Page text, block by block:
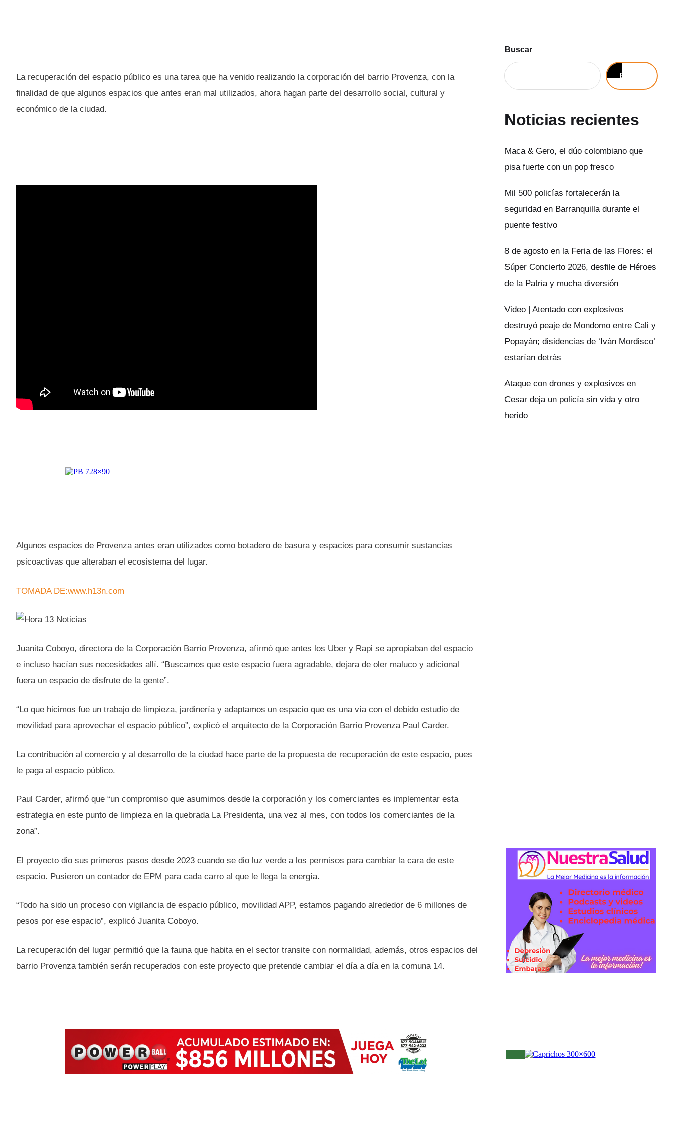
La recuperación del espacio público es una tarea que ha venido realizando la corporación del barrio Provenza, con la
finalidad de que algunos espacios que antes eran mal utilizados, ahora hagan parte del desarrollo social, cultural y
económico de la ciudad.
Algunos espacios de Provenza antes eran utilizados como botadero de basura y espacios para consumir sustancias
psicoactivas que alteraban el ecosistema del lugar.
TOMADA DE:www.h13n.com
Juanita Coboyo, directora de la Corporación Barrio Provenza, afirmó que antes los Uber y Rapi se apropiaban del espacio
e incluso hacían sus necesidades allí. “Buscamos que este espacio fuera agradable, dejara de oler maluco y adicional
fuera un espacio de disfrute de la gente”.
“Lo que hicimos fue un trabajo de limpieza, jardinería y adaptamos un espacio que es una vía con el debido estudio de
movilidad para aprovechar el espacio público”, explicó el arquitecto de la Corporación Barrio Provenza Paul Carder.
La contribución al comercio y al desarrollo de la ciudad hace parte de la propuesta de recuperación de este espacio, pues
le paga al espacio público.
Paul Carder, afirmó que “un compromiso que asumimos desde la corporación y los comerciantes es implementar esta
estrategia en este punto de limpieza en la quebrada La Presidenta, una vez al mes, con todos los comerciantes de la
zona”.
El proyecto dio sus primeros pasos desde 2023 cuando se dio luz verde a los permisos para cambiar la cara de este
espacio. Pusieron un contador de EPM para cada carro al que le llega la energía.
“Todo ha sido un proceso con vigilancia de espacio público, movilidad APP, estamos pagando alrededor de 6 millones de
pesos por ese espacio”, explicó Juanita Coboyo.
La recuperación del lugar permitió que la fauna que habita en el sector transite con normalidad, además, otros espacios del
barrio Provenza también serán recuperados con este proyecto que pretende cambiar el día a día en la comuna 14.
Buscar
Buscar
Noticias recientes
Maca & Gero, el dúo colombiano que
pisa fuerte con un pop fresco
Mil 500 policías fortalecerán la
seguridad en Barranquilla durante el
puente festivo
8 de agosto en la Feria de las Flores: el
Súper Concierto 2026, desfile de Héroes
de la Patria y mucha diversión
Video | Atentado con explosivos
destruyó peaje de Mondomo entre Cali y
Popayán; disidencias de ‘Iván Mordisco’
estarían detrás
Ataque con drones y explosivos en
Cesar deja un policía sin vida y otro
herido